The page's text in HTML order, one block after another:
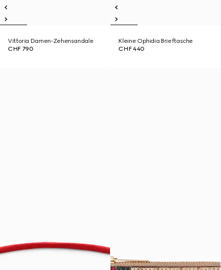
Vittoria Damen-Zehensandale
CHF 790
Kleine Ophidia Brieftasche
CHF 440